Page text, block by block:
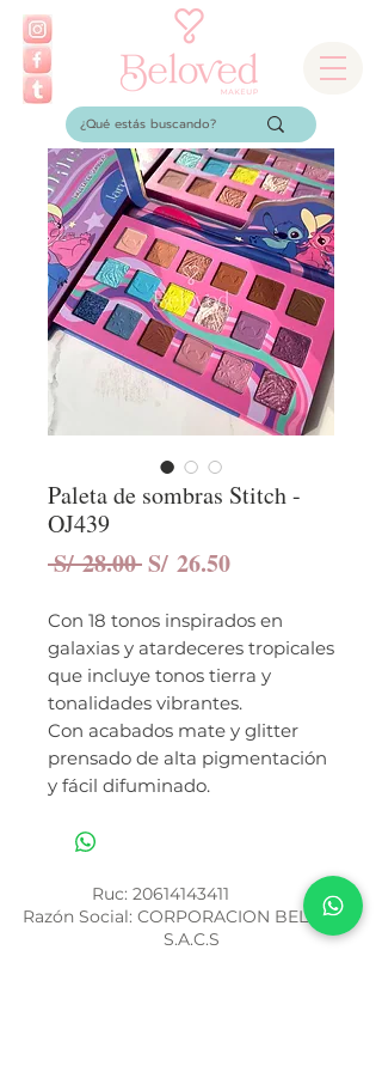
Paleta de sombras Stitch -
OJ439
S/ 28.00 Precio
S/ 26.50Precio
oferta
Con 18 tonos inspirados en
galaxias y atardeceres tropicales
que incluye tonos tierra y
tonalidades vibrantes.
Con acabados mate y glitter
prensado de alta pigmentación
y fácil difuminado.
Ruc: 20614143411
Razón Social: CORPORACION BELOVED
S.A.C.S